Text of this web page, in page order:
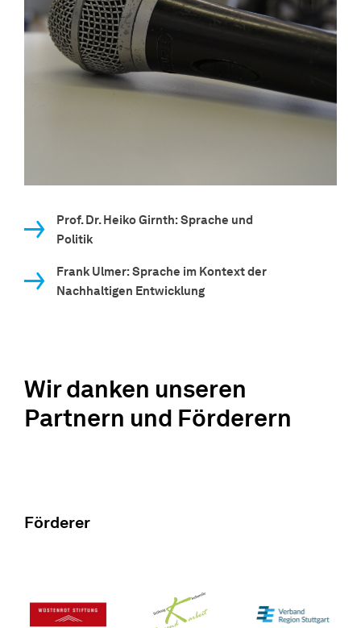
Prof. Dr. Heiko Girnth: Sprache und
Politik
Frank Ulmer: Sprache im Kontext der
Nachhaltigen Entwicklung
Wir danken unseren
Partnern und Förderern
Förderer